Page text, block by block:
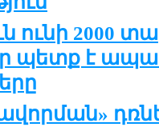
ու­նի 2000
պետք է